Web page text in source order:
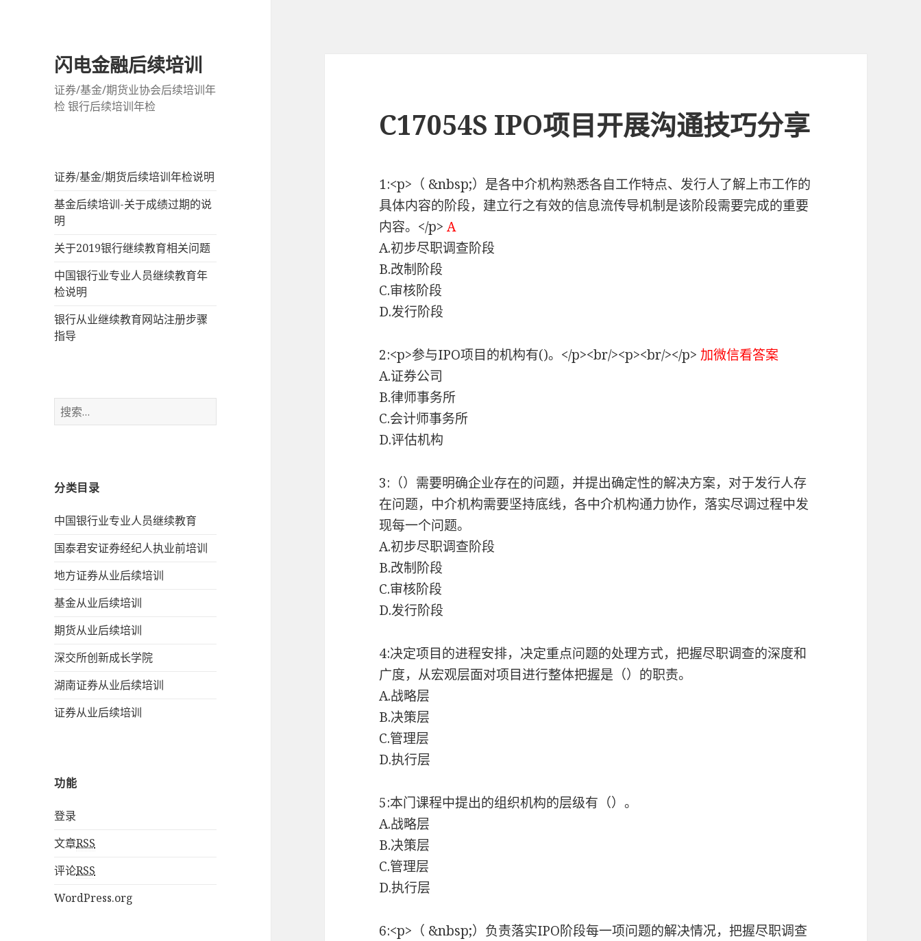
闪电金融后续培训
证券/基金/期货业协会后续培训年
检 银行后续培训年检
证券/基金/期货后续培训年检说明
基金后续培训-关于成绩过期的说
明
关于2019银行继续教育相关问题
中国银行业专业人员继续教育年
检说明
银行从业继续教育网站注册步骤
指导
搜
索：
分类目录
中国银行业专业人员继续教育
国泰君安证券经纪人执业前培训
地方证券从业后续培训
基金从业后续培训
期货从业后续培训
深交所创新成长学院
湖南证券从业后续培训
证券从业后续培训
功能
登录
文章RSS
评论RSS
WordPress.org
C17054S IPO项目开展沟通技巧分享
1:<p>（ &nbsp;）是各中介机构熟悉各自工作特点、发行人了解上市工作的
具体内容的阶段，建立行之有效的信息流传导机制是该阶段需要完成的重要
内容。</p>A
A.初步尽职调查阶段
B.改制阶段
C.审核阶段
D.发行阶段
2:<p>参与IPO项目的机构有()。</p><br/><p><br/></p> 加微信看答案
A.证券公司
B.律师事务所
C.会计师事务所
D.评估机构
3:（）需要明确企业存在的问题，并提出确定性的解决方案，对于发行人存
在问题，中介机构需要坚持底线，各中介机构通力协作，落实尽调过程中发
现每一个问题。
A.初步尽职调查阶段
B.改制阶段
C.审核阶段
D.发行阶段
4:决定项目的进程安排，决定重点问题的处理方式，把握尽职调查的深度和
广度，从宏观层面对项目进行整体把握是（）的职责。
A.战略层
B.决策层
C.管理层
D.执行层
5:本门课程中提出的组织机构的层级有（）。
A.战略层
B.决策层
C.管理层
D.执行层
6:<p>（ &nbsp;）负责落实IPO阶段每一项问题的解决情况，把握尽职调查